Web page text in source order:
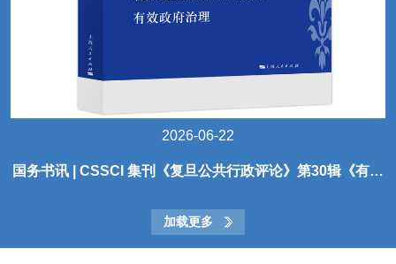
2026-06-22
国务书讯 | CSSCI 集刊《复旦公共行政评论》第30辑《有效
政府治理》出版
加载更多